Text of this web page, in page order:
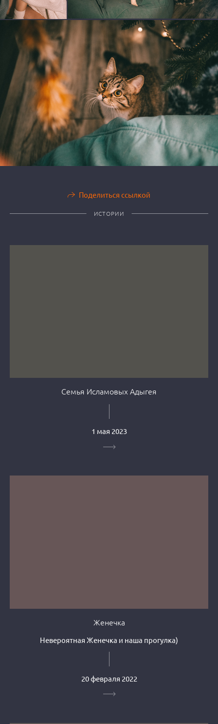
Поделиться ссылкой
ИСТОРИИ
Семья Исламовых Адыгея
1 мая 2023
Женечка
Невероятная Женечка и наша прогулка)
20 февраля 2022